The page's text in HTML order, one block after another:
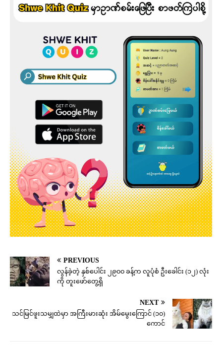
PREVIOUS
လွန်ခဲ့တဲ့ နှစ်ပေါင်း ၂၉၀၀ ခန့်က လူပုံစံ ဦးခေါင်း (၁၂) လုံး
ကို တူးဖော်တွေ့ရှိ
NEXT
သင်မြင်ဖူးသမျှထဲမှာ အကြီးမားဆုံး အိမ်မွေးကြောင် (၁၀)
ကောင်